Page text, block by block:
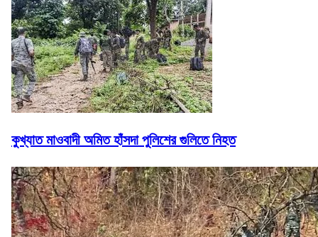
কুখ্যাত মাওবাদী অমিত হাঁসদা পুলিশের গুলিতে নিহত